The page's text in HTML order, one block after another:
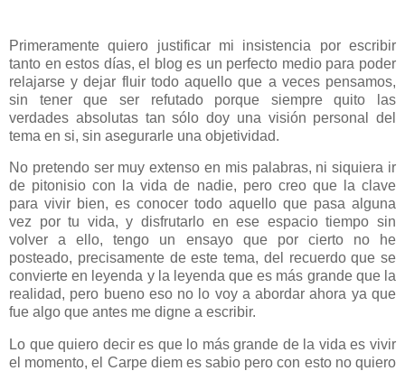
Primeramente quiero justificar mi insistencia por escribir
tanto en estos días, el blog es un perfecto medio para poder
relajarse y dejar fluir todo aquello que a veces pensamos,
sin tener que ser refutado porque siempre quito las
verdades absolutas tan sólo doy una visión personal del
tema en si, sin asegurarle una objetividad.
No pretendo ser muy extenso en mis palabras, ni siquiera ir
de pitonisio con la vida de nadie, pero creo que la clave
para vivir bien, es conocer todo aquello que pasa alguna
vez por tu vida, y disfrutarlo en ese espacio tiempo sin
volver a ello, tengo un ensayo que por cierto no he
posteado, precisamente de este tema, del recuerdo que se
convierte en leyenda y la leyenda que es más grande que la
realidad, pero bueno eso no lo voy a abordar ahora ya que
fue algo que antes me digne a escribir.
Lo que quiero decir es que lo más grande de la vida es vivir
el momento, el Carpe diem es sabio pero con esto no quiero